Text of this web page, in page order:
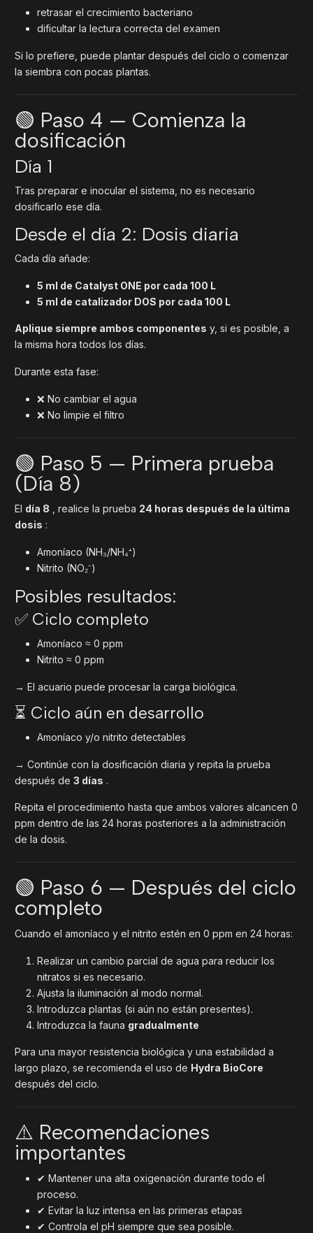
retrasar el crecimiento bacteriano
dificultar la lectura correcta del examen
Si lo prefiere, puede plantar después del ciclo o comenzar
la siembra con pocas plantas.
🟢 Paso 4 — Comienza la
dosificación
Día 1
Tras preparar e inocular el sistema, no es necesario
dosificarlo ese día.
Desde el día 2: Dosis diaria
Cada día añade:
5 ml de Catalyst ONE por cada 100 L
5 ml de catalizador DOS por cada 100 L
Aplique siempre ambos componentes y, si es posible, a
la misma hora todos los días.
Durante esta fase:
❌ No cambiar el agua
❌ No limpie el filtro
🟢 Paso 5 — Primera prueba
(Día 8)
El día 8 , realice la prueba 24 horas después de la última
dosis :
Amoníaco (NH₃/NH₄⁺)
Nitrito (NO₂⁻)
Posibles resultados:
✅ Ciclo completo
Amoníaco ≈ 0 ppm
Nitrito ≈ 0 ppm
→ El acuario puede procesar la carga biológica.
⏳ Ciclo aún en desarrollo
Amoníaco y/o nitrito detectables
→ Continúe con la dosificación diaria y repita la prueba
después de 3 días .
Repita el procedimiento hasta que ambos valores alcancen 0
ppm dentro de las 24 horas posteriores a la administración
de la dosis.
🟢 Paso 6 — Después del ciclo
completo
Cuando el amoníaco y el nitrito estén en 0 ppm en 24 horas:
Realizar un cambio parcial de agua para reducir los
nitratos si es necesario.
Ajusta la iluminación al modo normal.
Introduzca plantas (si aún no están presentes).
Introduzca la fauna gradualmente
Para una mayor resistencia biológica y una estabilidad a
largo plazo, se recomienda el uso de Hydra BioCore
después del ciclo.
⚠️ Recomendaciones
importantes
✔ Mantener una alta oxigenación durante todo el
proceso.
✔ Evitar la luz intensa en las primeras etapas
✔ Controla el pH siempre que sea posible.